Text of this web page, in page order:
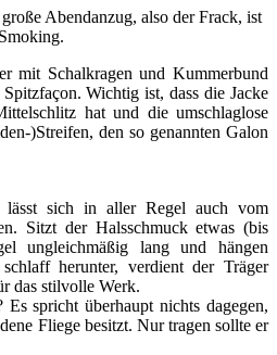
Abendanzug, also der Frack, ist
mit Schalkragen und Kummerbund
Wichtig ist, dass die Jacke
hat und die umschlaglose
)Streifen, den so genannten Galon
lässt sich in aller Regel auch vom
Sitzt der Halsschmuck etwas (bis
ungleichmäßig lang und hängen
herunter, verdient der Träger
das stilvolle Werk.
spricht überhaupt nichts dagegen,
Fliege besitzt. Nur tragen sollte er